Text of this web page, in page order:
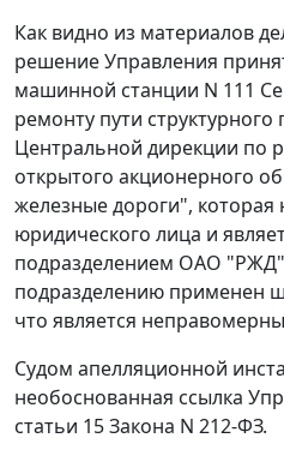
Как видно из материалов
решение Управления
машинной станции N 111
ремонту пути структурного
Центральной дирекции по
открытого акционерного
железные дороги", которая
юридического лица и
подразделением ОАО
подразделению применен
что является
Судом апелляционной
необоснованная ссылка
статьи 15Закона N 212-ФЗ.